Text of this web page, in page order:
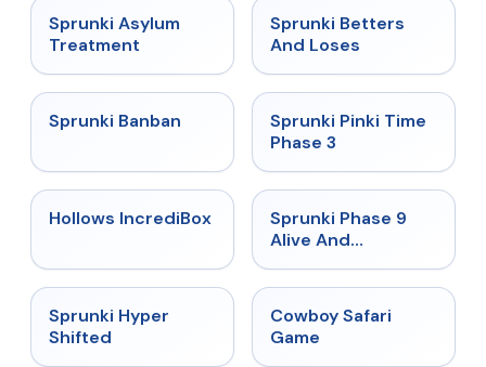
★
Sprunki Asylum
Treatment
★
Sprunki Betters
And Loses
★
Sprunki Banban ★ 4.9
Sprunki Pinki Time
Phase 3
★ 4.3
Hollows IncrediBox ★
Sprunki Phase 9
Alive And
Sprunki Hyper
Shifted
Cowboy Safari
Game